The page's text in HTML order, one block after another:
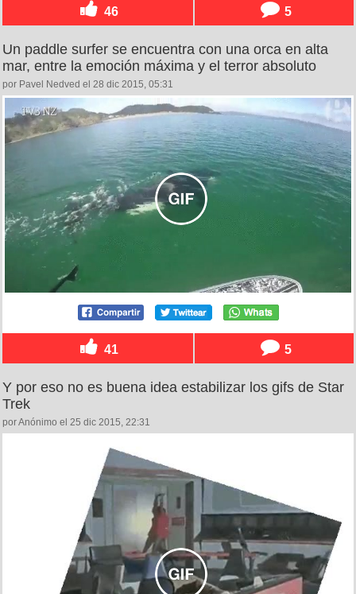
46 5
Un paddle surfer se encuentra con una orca en alta
mar, entre la emoción máxima y el terror absoluto
por Pavel Nedved el 28 dic 2015, 05:31
41 5
Y por eso no es buena idea estabilizar los gifs de Star
Trek
por Anónimo el 25 dic 2015, 22:31